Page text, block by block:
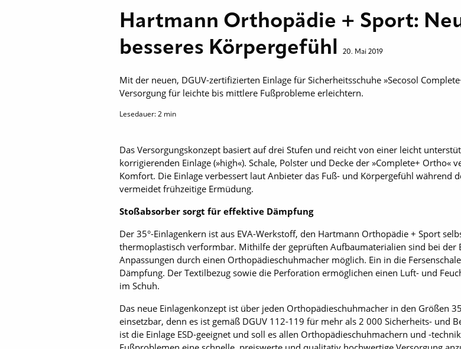
Hartmann Orthopädie + Sport:
besseres Körpergefühl
20. Mai 2019
Mit der neuen, DGUV-zertifizierten Einlage für Sicherheitsschuhe »Secosol
Versorgung für leichte bis mittlere Fußprobleme erleichtern.
Lesedauer:2 min
Das Versorgungskonzept basiert auf drei Stufen und reicht von einer leicht
korrigierenden Einlage (»high«). Schale, Polster und Decke der »Complete+ Ortho«
Komfort. Die Einlage verbessert laut Anbieter das Fuß- und Körpergefühl während
vermeidet frühzeitige Ermüdung.
Stoßabsorber sorgt für effektive Dämpfung
Der 35°-Einlagenkern ist aus EVA-Werkstoff, den Hartmann Orthopädie + Sport
thermoplastisch verformbar. Mithilfe der geprüften Aufbaumaterialien sind bei der
Anpassungen durch einen Orthopädieschuhmacher möglich. Ein in die
Dämpfung. Der Textilbezug sowie die Perforation ­ermöglichen einen Luft- und
im Schuh.
Das neue Einlagenkonzept ist über jeden Orthopädieschuhmacher in den Größen
einsetzbar, denn es ist gemäß DGUV 112-119 für mehr als 2 000 Sicherheits- und
ist die Einlage ESD-geeignet und soll es allen Orthopädieschuhmachern und -